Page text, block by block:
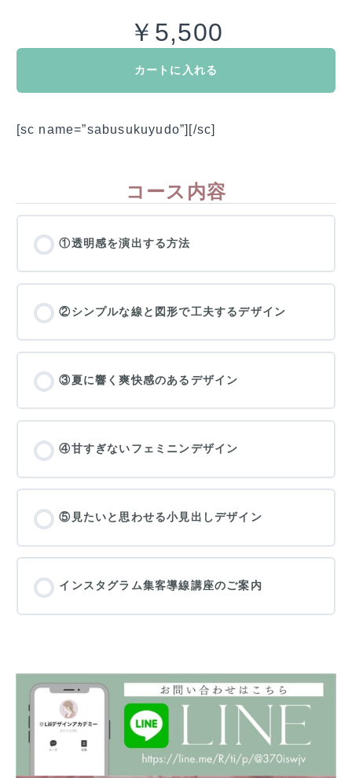
￥5,500
カートに入れる
[sc name=”sabusukuyudo”][/sc]
コース内容
①透明感を演出する方法
②シンプルな線と図形で工夫するデザイン
③夏に響く爽快感のあるデザイン
④甘すぎないフェミニンデザイン
⑤見たいと思わせる小見出しデザイン
インスタグラム集客導線講座のご案内